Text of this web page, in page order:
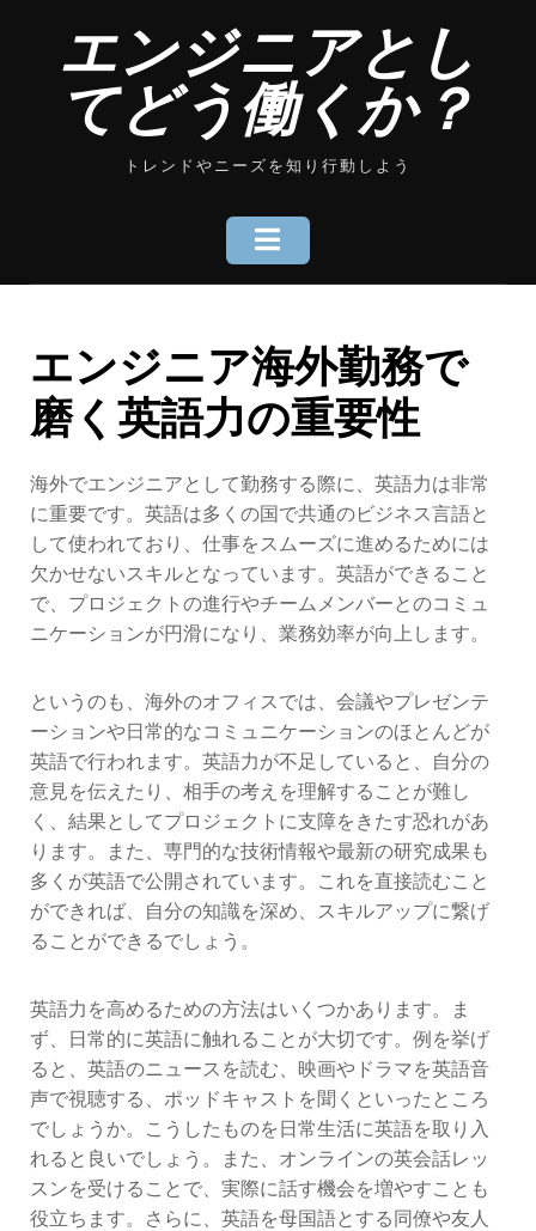
contentエンジニアとし
てどう働くか？
トレンドやニーズを知り行動しよう
エンジニア海外勤務で
磨く英語力の重要性
海外でエンジニアとして勤務する際に、英語力は非常
に重要です。英語は多くの国で共通のビジネス言語と
して使われており、仕事をスムーズに進めるためには
欠かせないスキルとなっています。英語ができること
で、プロジェクトの進行やチームメンバーとのコミュ
ニケーションが円滑になり、業務効率が向上します。
というのも、海外のオフィスでは、会議やプレゼンテ
ーションや日常的なコミュニケーションのほとんどが
英語で行われます。英語力が不足していると、自分の
意見を伝えたり、相手の考えを理解することが難し
く、結果としてプロジェクトに支障をきたす恐れがあ
ります。また、専門的な技術情報や最新の研究成果も
多くが英語で公開されています。これを直接読むこと
ができれば、自分の知識を深め、スキルアップに繋げ
ることができるでしょう。
英語力を高めるための方法はいくつかあります。ま
ず、日常的に英語に触れることが大切です。例を挙げ
ると、英語のニュースを読む、映画やドラマを英語音
声で視聴する、ポッドキャストを聞くといったところ
でしょうか。こうしたものを日常生活に英語を取り入
れると良いでしょう。また、オンラインの英会話レッ
スンを受けることで、実際に話す機会を増やすことも
役立ちます。さらに、英語を母国語とする同僚や友人